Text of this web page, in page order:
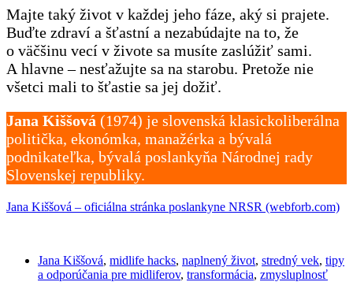
Majte taký život v každej jeho fáze, aký si prajete.
Buďte zdraví a šťastní a nezabúdajte na to, že
o väčšinu vecí v živote sa musíte zaslúžiť sami.
A hlavne – nesťažujte sa na starobu. Pretože nie
všetci mali to šťastie sa jej dožiť.
Jana Kiššová (1974) je slovenská klasickoliberálna
politička, ekonómka, manažérka a bývalá
podnikateľka, bývalá poslankyňa Národnej rady
Slovenskej republiky.
Jana Kiššová – oficiálna stránka poslankyne NRSR (webforb.com)
Jana Kiššová, midlife hacks, naplnený život, stredný vek, tipy
a odporúčania pre midliferov, transformácia, zmysluplnosť